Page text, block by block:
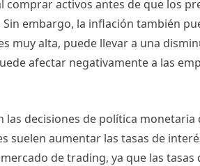
comprar activos antes de que los
embargo, la inflación también
muy alta, puede llevar a una
afectar negativamente a las
decisiones de política monetaria
suelen aumentar las tasas de
de trading, ya que las tasas